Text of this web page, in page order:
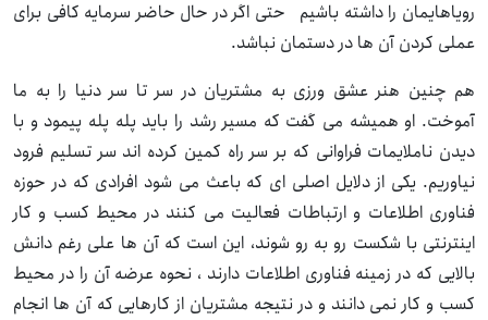
رویاهایمان را داشته باشیم حتی اگر در حال حاضر سرمایه کافی برای
عملی کردن آن ها در دستمان نباشد.
هم چنین هنر عشق ورزی به مشتریان در سر تا سر دنیا را به ما
آموخت. او همیشه می گفت که مسیر رشد را باید پله پله پیمود و با
دیدن ناملایمات فراوانی که بر سر راه کمین کرده اند سر تسلیم فرود
نیاوریم. یکی از دلایل اصلی ای که باعث می شود افرادی که در حوزه
فناوری اطلاعات و ارتباطات فعالیت می کنند در محیط کسب و کار
اینترنتی با شکست رو به رو شوند، این است که آن ها علی رغم دانش
بالایی که در زمینه فناوری اطلاعات دارند ، نحوه عرضه آن را در محیط
کسب و کار نمی دانند و در نتیجه مشتریان از کارهایی که آن ها انجام